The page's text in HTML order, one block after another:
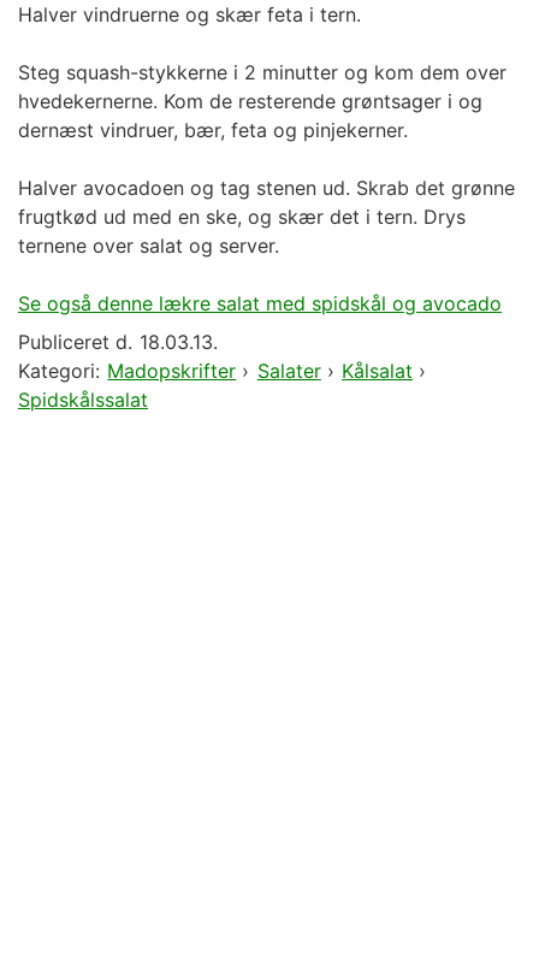
Halver vindruerne og skær feta i tern.
Steg squash-stykkerne i 2 minutter og kom dem over
hvedekernerne. Kom de resterende grøntsager i og
dernæst vindruer, bær, feta og pinjekerner.
Halver avocadoen og tag stenen ud. Skrab det grønne
frugtkød ud med en ske, og skær det i tern. Drys
ternene over salat og server.
Se også denne lækre salat med spidskål og avocado
Publiceret d. 18.03.13.
Kategori: Madopskrifter › Salater› Kålsalat ›
Spidskålssalat